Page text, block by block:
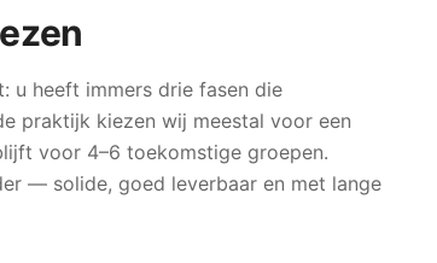
u heeft immers drie fasen die
praktijk kiezen wij meestal voor een
voor 4–6 toekomstige groepen.
— solide, goed leverbaar en met lange